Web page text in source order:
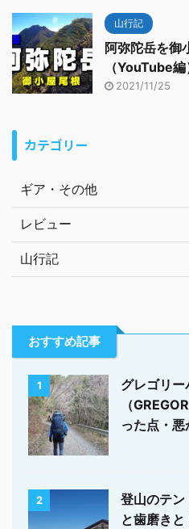
山行記
阿弥陀岳を御
（YouTube編
2021/11/25
カテゴリー
ギア・その他
レビュー
山行記
おすすめ記事
1
グレゴリ
（
った点・悪
2
登山のテン
と歯磨き